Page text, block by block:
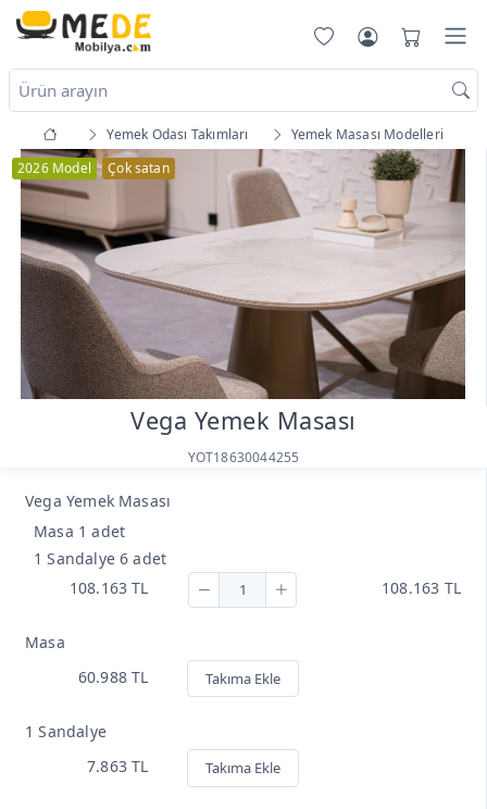
Yemek Odası Takımları
Yemek Masası Modelleri
2026 Model
Çok satan
Vega Yemek Masası
YOT18630044255
Vega Yemek Masası
Masa 1 adet
1 Sandalye 6 adet
108.163 TL
108.163 TL
Masa
60.988 TL
Takıma Ekle
1 Sandalye
7.863 TL
Takıma Ekle